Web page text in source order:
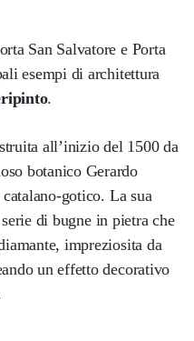
San Salvatore e Porta
esempi di architettura
.
all’inizio del 1500 da
botanico Gerardo
gotico. La sua
di bugne in pietra che
impreziosita da
un effetto decorativo